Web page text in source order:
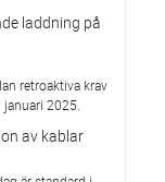
laddning på
retroaktiva krav
2025.
av kablar